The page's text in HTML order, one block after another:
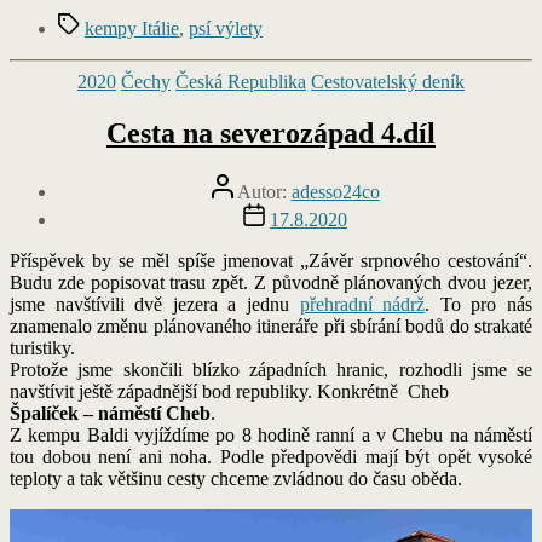
Štítkykempy Itálie, psí výlety
Rubriky
2020 Čechy Česká Republika Cestovatelský deník
Cesta na severozápad 4.díl
Autor
příspěvku
Autor: adesso24co
Datum
příspěvku
17.8.2020
Příspěvek by se měl spíše jmenovat „Závěr srpnového cestování“.
Budu zde popisovat trasu zpět. Z původně plánovaných dvou jezer,
jsme navštívili dvě jezera a jednu přehradní nádrž. To pro nás
znamenalo změnu plánovaného itineráře při sbírání bodů do strakaté
turistiky.
Protože jsme skončili blízko západních hranic, rozhodli jsme se
navštívit ještě západnější bod republiky. Konkrétně Cheb
Špalíček – náměstí Cheb.
Z kempu Baldi vyjíždíme po 8 hodině ranní a v Chebu na náměstí
tou dobou není ani noha. Podle předpovědi mají být opět vysoké
teploty a tak většinu cesty chceme zvládnou do času oběda.